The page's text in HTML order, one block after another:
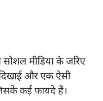
सोशल मीडिया के जरिए
और एक ऐसी
कई फायदे हैं।